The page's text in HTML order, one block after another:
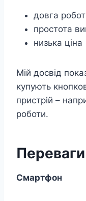
довга
простота
низька ціна
Мій досвід
купують
пристрій –
роботи.
Смартфон